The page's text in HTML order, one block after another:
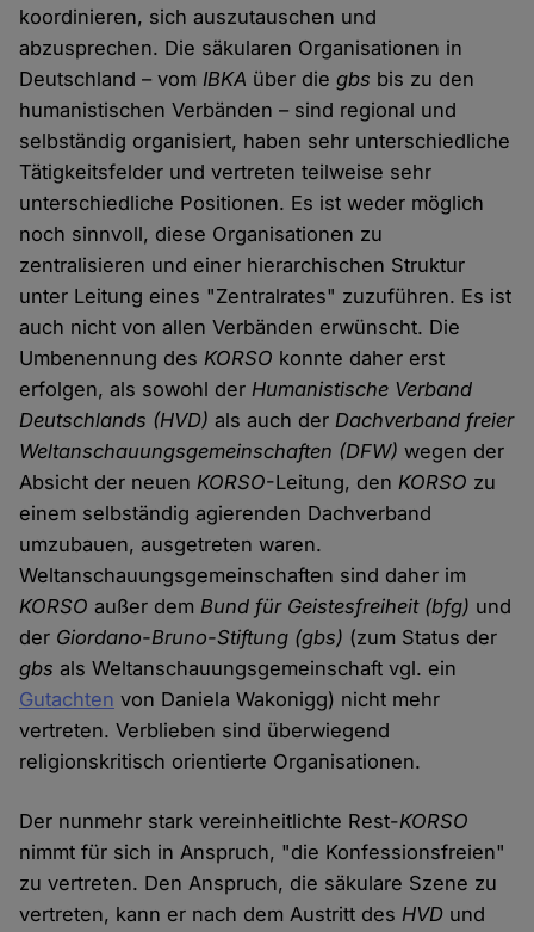
koordinieren, sich auszutauschen und
abzusprechen. Die säkularen Organisationen in
Deutschland – vomIBKA über diegbs bis zu den
humanistischen Verbänden – sind regional und
selbständig organisiert, haben sehr unterschiedliche
Tätigkeitsfelder und vertreten teilweise sehr
unterschiedliche Positionen. Es ist weder möglich
noch sinnvoll, diese Organisationen zu
zentralisieren und einer hierarchischen Struktur
unter Leitung eines "Zentralrates" zuzuführen. Es ist
auch nicht von allen Verbänden erwünscht. Die
Umbenennung desKORSO konnte daher erst
erfolgen, als sowohl derHumanistische Verband
Deutschlands (HVD) als auch derDachverband freier
Weltanschauungsgemeinschaften (DFW) wegen der
Absicht der neuenKORSO-Leitung, denKORSO zu
einem selbständig agierenden Dachverband
umzubauen, ausgetreten waren.
Weltanschauungsgemeinschaften sind daher im
KORSO außer demBund für Geistesfreiheit (bfg) und
der Giordano-Bruno-Stiftung (gbs) (zum Status der
gbs als Weltanschauungsgemeinschaft vgl. ein
Gutachten von Daniela Wakonigg) nicht mehr
vertreten. Verblieben sind überwiegend
religionskritisch orientierte Organisationen.
Der nunmehr stark vereinheitlichte Rest-KORSO
nimmt für sich in Anspruch, "die Konfessionsfreien"
zu vertreten. Den Anspruch, die säkulare Szene zu
vertreten, kann er nach dem Austritt desHVD und